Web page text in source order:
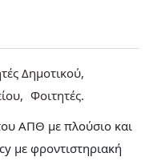
Δημοτικού
Φοιτητές
ΑΠΘ με πλούσιο και
με φροντιστηριακή